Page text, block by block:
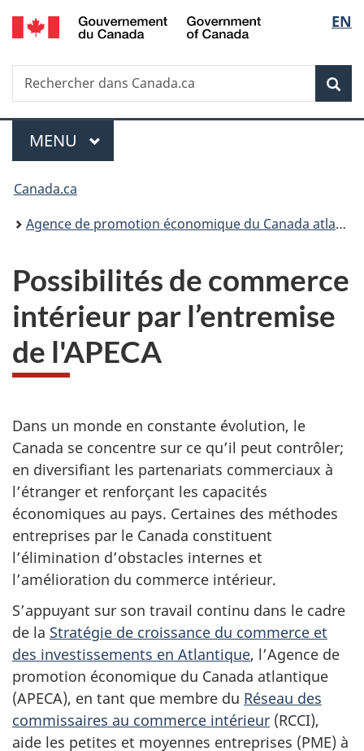
Passer
au
principal
Passer
à
Au
du
Passer
à
version
simplifiée
de
la
EN
Recherche
Rechercher
dans
Menu
MENU PRINCIPAL
Vous
êtes
Canada.ca
Agence de promotion économique du Canada atlantique
Possibilités de commerce
intérieur par l’entremise
de l'APECA
Dans un monde en constante évolution, le
Canada se concentre sur ce qu’il peut contrôler;
en diversifiant les partenariats commerciaux à
l’étranger et renforçant les capacités
économiques au pays. Certaines des méthodes
entreprises par le Canada constituent
l’élimination d’obstacles internes et
l’amélioration du commerce intérieur.
S’appuyant sur son travail continu dans le cadre
de la Stratégie de croissance du commerce et
des investissements en Atlantique, l’Agence de
promotion économique du Canada atlantique
(APECA), en tant que membre du Réseau des
commissaires au commerce intérieur (RCCI),
aide les petites et moyennes entreprises (PME) à